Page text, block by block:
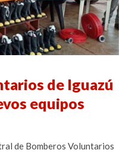
de Iguazú
equipos
de Bomberos Voluntarios